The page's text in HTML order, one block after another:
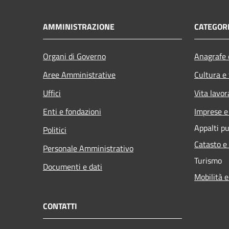
AMMINISTRAZIONE
Organi di Governo
Aree Amministrative
Uffici
Enti e fondazioni
Politici
Personale Amministrativo
Documenti e dati
Cultura
Vita
Imprese
Appalti
Catasto
Turismo
Mobilità
CONTATTI